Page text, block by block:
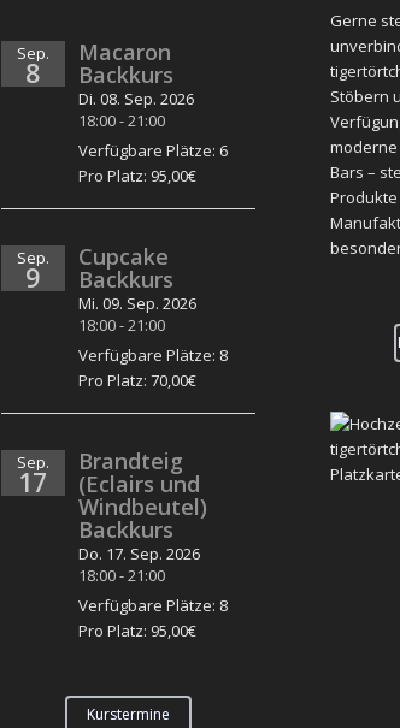
Sep.
8
Macaron
Backkurs
Di. 08. Sep. 2026
18:00-21:00
Verfügbare Plätze: 6
Pro Platz: 95,00€
Sep.
9
Cupcake
Backkurs
Mi. 09. Sep. 2026
18:00-21:00
Verfügbare Plätze: 8
Pro Platz: 70,00€
Sep.
17
Brandteig
(Eclairs und
Windbeutel)
Backkurs
Do. 17. Sep. 2026
18:00-21:00
Verfügbare Plätze: 8
Pro Platz: 95,00€
Kurstermine
Gerne
Stöbern
Bars –